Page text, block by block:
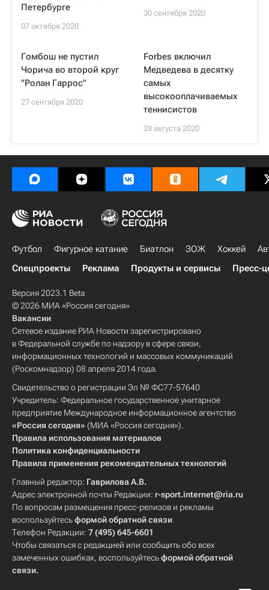
Петербурге
07 октября 2020
30 сентября 2020
Гомбош не пустил
Чорича во второй круг
"Ролан Гаррос"
27 сентября 2020
Forbes включил
Медведева в десятку
самых
высокооплачиваемых
теннисистов
28 августа 2020
Футбол Фигурное катание Биатлон ЗОЖ Хоккей
Спецпроекты
Реклама Продукты и сервисы Пресс-
Версия 2023.1 Beta
© 2026 МИА «Россия сегодня»
Вакансии
Сетевое издание РИА Новости зарегистрировано
в Федеральной службе по надзору в сфере связи,
информационных технологий и массовых коммуникаций
(Роскомнадзор) 08 апреля 2014 года.
Свидетельство о регистрации Эл № ФС77-57640
Учредитель: Федеральное государственное унитарное
предприятие Международное информационное агентство
«Россия сегодня» (МИА «Россия сегодня»).
Правила использования материалов
Политика конфиденциальности
Правила применения рекомендательных технологий
Главный редактор: Гаврилова А.В.
Адрес электронной почты Редакции: r-sport.internet@ria.ru
По вопросам размещения пресс-релизов и рекламы
воспользуйтесьформой обратной связи
Телефон Редакции: 7 (495) 645-6601
Чтобы связаться с редакцией или сообщить обо всех
замеченных ошибках, воспользуйтесьформой обратной
связи.